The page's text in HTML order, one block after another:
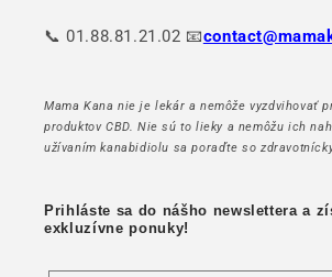
📞 01.88.81.21.02 📧
Mama Kana nie je lekár a nemôže vyzdvihovať
produktov CBD. Nie sú to lieky a nemôžu ich
užívaním kanabidiolu sa poraďte so
Prihláste sa do nášho newslettera a
exkluzívne ponuky!